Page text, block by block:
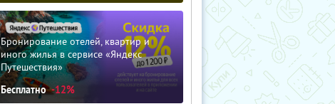
Бронирование отелей, квартир и
иного жилья в сервисе «Яндекс
Путешествия»
Бесплатно -12%